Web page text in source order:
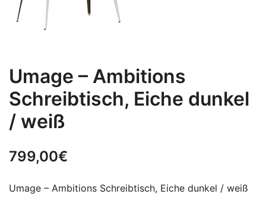
Umage – Ambitions
Schreibtisch, Eiche dunkel
/ weiß
799,00€
Umage – Ambitions Schreibtisch, Eiche dunkel / weiß